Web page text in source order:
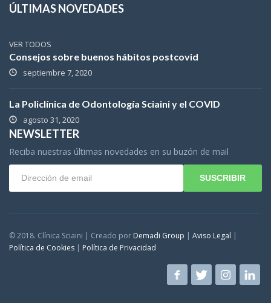
ÚLTIMAS NOVEDADES
VER TODOS
Consejos sobre buenos hábitos postcovid
septiembre 7, 2020
La Policlínica de Odontología Sciaini y el COVID
agosto 31, 2020
NEWSLETTER
Reciba nuestras últimas novedades en su buzón de mail
SUSCRIBIR
© 2018. Clínica Sciaini | Creado por Demadi Group | Aviso Legal |
Política de Cookies | Política de Privacidad